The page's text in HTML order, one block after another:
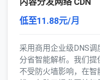
低至11.88元/月
采用商用企业级DNS
分省智能解析。我们
不受防火墙影响，在